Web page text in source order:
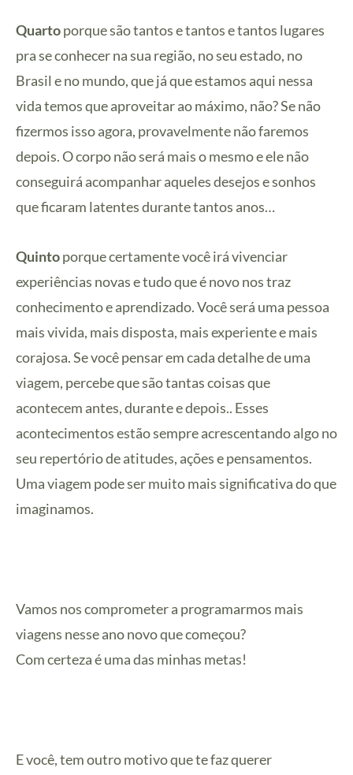
Quartoporque são tantos e tantos e tantos lugares
pra se conhecer na sua região, no seu estado, no
Brasil e no mundo, que já que estamos aqui nessa
vida temos que aproveitar ao máximo, não? Se não
fizermos isso agora, provavelmente não faremos
depois. O corpo não será mais o mesmo e ele não
conseguirá acompanhar aqueles desejos e sonhos
que ficaram latentes durante tantos anos…
Quintoporque certamente você irá vivenciar
experiências novas e tudo que é novo nos traz
conhecimento e aprendizado. Você será uma pessoa
mais vivida, mais disposta, mais experiente e mais
corajosa. Se você pensar em cada detalhe de uma
viagem, percebe que são tantas coisas que
acontecem antes, durante e depois.. Esses
acontecimentos estão sempre acrescentando algo no
seu repertório de atitudes, ações e pensamentos.
Uma viagem pode ser muito mais significativa do que
imaginamos.
Vamos nos comprometer a programarmos mais
viagens nesse ano novo que começou?
Com certeza é uma das minhas metas!
E você, tem outro motivo que te faz querer